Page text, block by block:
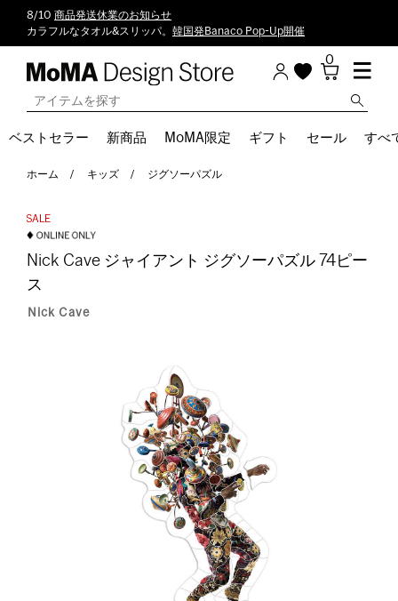
8/10 商品発送休業のお知らせ
カラフルなタオル&スリッパ。 韓国発Banaco Pop-Up開催
0
ベストセラー 新商品 MoMA限定 ギフト セール すべ
ホーム キッズ ジグソーパズル
Nick Cave ジャイアント ジグソーパズル 74ピー
ス
Nick Cave